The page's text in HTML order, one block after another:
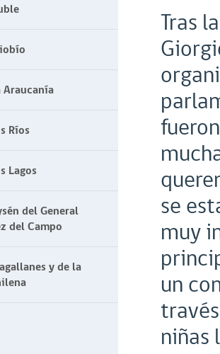
Araucanía
Ríos
Lagos
del General
del Campo
y de la
Tras
se
muy
un
niñas